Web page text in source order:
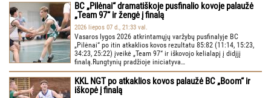
BC „Pilėnai“ dramatiškoje pusfinalio kovoje palaužė
„Team 97“ ir žengė į finalą
2026 liepos 07 d., 21:33 val.
Vasaros lygos 2026 atkrintamųjų varžybų pusfinalyje BC
„Pilėnai“ po itin atkaklios kovos rezultatu 85:82 (11:14, 15:23,
34:23, 25:22) įveikė „Team 97“ ir iškovojo kelialapį į didįjį
finalą.Rungtynių pradžioje iniciatyva…
KKL NGT po atkaklios kovos palaužė BC „Boom“ ir
iškopė į finalą